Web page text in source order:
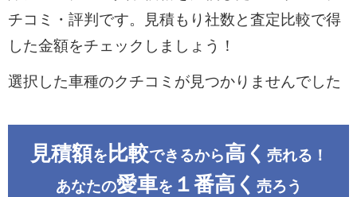
チコミ・評判です。見積もり社数と査定比較で得
した金額をチェックしましょう！
選択した車種のクチコミが見つかりませんでした
見積額を 比較できるから高く 売れる！
あなたの愛車を １番高く 売ろう